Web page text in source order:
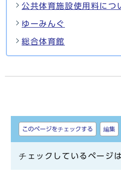
公共体育施設使用料につ
ゆーみんぐ
総合体育館
しおり
このページをチェックする 編集
チェックしているページ